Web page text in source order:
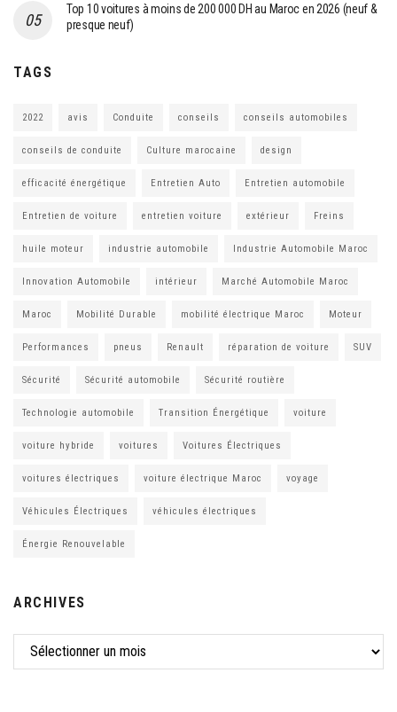
Top 10 voitures à moins de 200 000 DH au Maroc en 2026 (neuf &
presque neuf)
TAGS
2022 avis Conduite conseils conseils automobiles
conseils de conduite Culture marocaine design
efficacité énergétique Entretien Auto Entretien automobile
Entretien de voiture entretien voiture extérieur Freins
huile moteur industrie automobile Industrie Automobile Maroc
Innovation Automobile intérieur Marché Automobile Maroc
Maroc Mobilité Durable mobilité électrique Maroc Moteur
Performances pneus Renault réparation de voiture SUV
Sécurité Sécurité automobile Sécurité routière
Technologie automobile Transition Énergétique voiture
voiture hybride voitures Voitures Électriques
voitures électriques voiture électrique Maroc voyage
Véhicules Électriques véhicules électriques
Énergie Renouvelable
ARCHIVES